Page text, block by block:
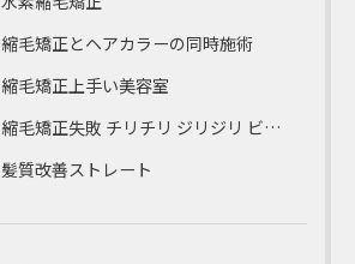
縮毛矯正とヘアカラーの同時施術
縮毛矯正上手い美容室
縮毛矯正失敗 チリチリ ジリジリ ビビり直し専門
髪質改善ストレート